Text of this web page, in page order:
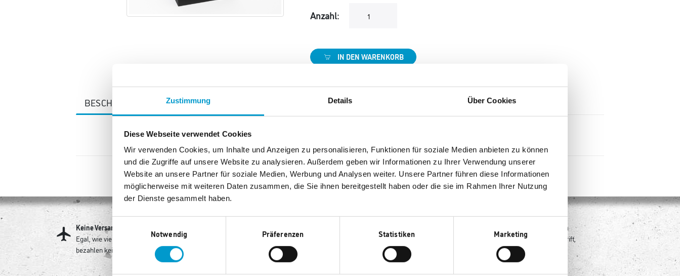
Zustimmung Details Über Cookies
Diese Webseite verwendet Cookies
Wir verwenden Cookies, um Inhalte und Anzeigen zu personalisieren, Funktionen für soziale Medien anbieten zu können
und die Zugriffe auf unsere Website zu analysieren. Außerdem geben wir Informationen zu Ihrer Verwendung unserer
Website an unsere Partner für soziale Medien, Werbung und Analysen weiter. Unsere Partner führen diese Informationen
möglicherweise mit weiteren Daten zusammen, die Sie ihnen bereitgestellt haben oder die sie im Rahmen Ihrer Nutzung
der Dienste gesammelt haben.
Notwendig Präferenzen Statistiken Marketing
Anzahl:
IN DEN WARENKORB
BESCHREIBUNG
Keine Versandkosten
Egal, wie viel Sie kaufen, Sie
bezahlen keine Versandkosten!
Unser Shop ist mit modernster
Sicherheitssoftware ausgestattet.
Senden Sie die Ware innerhalb
von 14 Tagen kostenlos zurück.
Bequem und sicher bezahlen
Sie können sicher per Lastschrift,
PayPal oder Kreditkarte
bezahlen.